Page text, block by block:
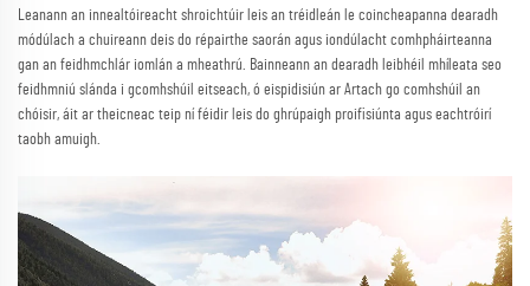
Leanann an innealtóireacht shroichtúir leis an tréidleán le coincheapanna dearadh
módúlach a chuireann deis do répairthe saorán agus iondúlacht comhpháirteanna
gan an feidhmchlár iomlán a mheathrú. Bainneann an dearadh leibhéil mhíleata seo
feidhmniú slánda i gcomhshúil eitseach, ó eispidisiún ar Artach go comhshúil an
chóisir, áit ar theicneac teip ní féidir leis do ghrúpaigh proifisiúnta agus eachtróirí
taobh amuigh.